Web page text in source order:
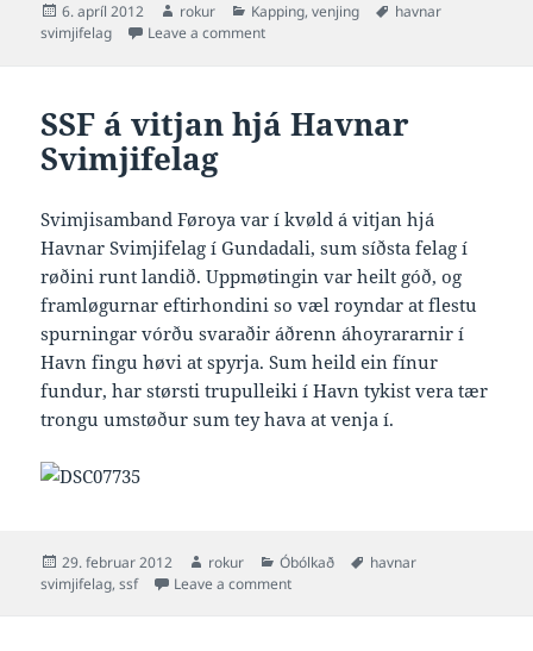
Posted
on
6. apríl 2012 Author
rokur Categories
Kapping,venjing Tags
havnar
svimjifelag
Leave a commenton Havnar Svimjifelag á venjingarlegu í
SSF á vitjan hjá Havnar
Svimjifelag
Svimjisamband Føroya var í kvøld á vitjan hjá
Havnar Svimjifelag í Gundadali, sum síðsta felag í
røðini runt landið. Uppmøtingin var heilt góð, og
framløgurnar eftirhondini so væl royndar at flestu
spurningar vórðu svaraðir áðrenn áhoyrararnir í
Havn fingu høvi at spyrja. Sum heild ein fínur
fundur, har størsti trupulleiki í Havn tykist vera tær
trongu umstøður sum tey hava at venja í.
Posted
on
29. februar 2012 Author
rokur Categories
Óbólkað Tags
havnar
svimjifelag,ssf Leave a commenton SSF á vitjan hjá Havnar